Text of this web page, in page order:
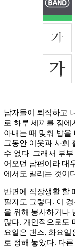
남자들이 퇴직하고
로 하루 세끼를 집에
아내는 때 맞춰 밥을
그동안 이웃과 사회
수 없다. 그래서 부
어오던 남편이라 대
에서도 밀리는 것이
반면에 직장생활 할
필자도 그렇다. 이
을 위해 봉사하거나
많다. 개인적으로도
요일은 댄스, 화요일
로 정해 놓았다. 다